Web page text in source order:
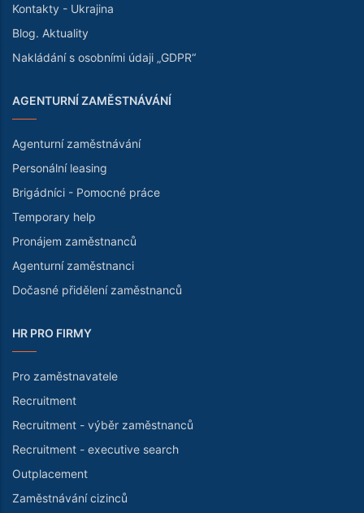
Kontakty - Ukrajina
Blog. Aktuality
Nakládání s osobními údaji „GDPR“
AGENTURNÍ ZAMĚSTNÁVÁNÍ
Agenturní zaměstnávání
Personální leasing
Brigádníci - Pomocné práce
Temporary help
Pronájem zaměstnanců
Agenturní zaměstnanci
Dočasné přidělení zaměstnanců
HR PRO FIRMY
Pro zaměstnavatele
Recruitment
Recruitment - výběr zaměstnanců
Recruitment - executive search
Outplacement
Zaměstnávání cizinců